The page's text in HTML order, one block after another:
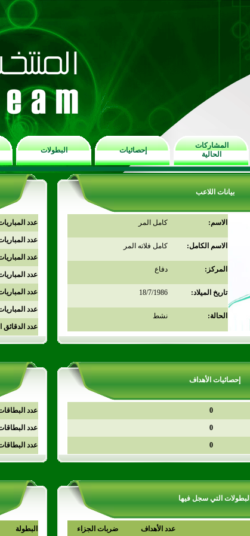
المشاركات
الحالية
إحصائيات البطولات
بيانات اللاعب
الاسم: كامل المر
الاسم الكامل: كامل فلاته المر
المركز: دفاع
تاريخ الميلاد: 18/7/1986
الحالة: نشط
عدد
عدد
عدد
عدد
عدد
عدد
عدد الدقائق
إحصائيات الأهداف
0
0
0
عدد
عدد
عدد
البطولات التي سجل فيها
عدد الأهداف ضربات الجزاء البطولة